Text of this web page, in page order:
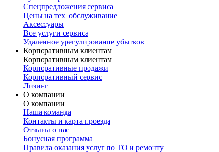
Спецпредложения сервиса
Цены на тех. обслуживание
Аксессуары
Все услуги сервиса
Удаленное урегулирование убытков
Корпоративным клиентам
Корпоративным клиентам
Корпоративные продажи
Корпоративный сервис
Лизинг
О компании
О компании
Наша команда
Контакты и карта проезда
Отзывы о нас
Бонусная программа
Правила оказания услуг по ТО и ремонту